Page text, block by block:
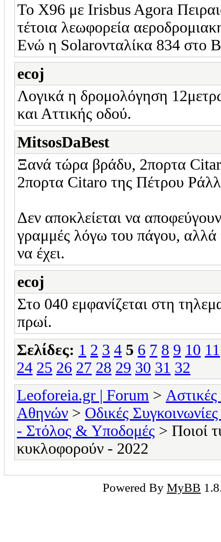
Το Χ96 με Irisbus Agora
τέτοια λεωφορεία
Ενώ η Solaroνταλίκα 834 στο
ecoj
Λογικά η δρομολόγηση
και Αττικής οδού.
MitsosDaBest
Ξανά τώρα βράδυ, 2πορτα
2πορτα Citaro της Πέτρου
Δεν αποκλείεται να
γραμμές λόγω του πάγου,
να έχει.
ecoj
Στο 040 εμφανίζεται στη
πρωί.
Σελίδες: 1 2 3 4 5 6 7 8 9 10 11
24 25 26 27 28 29 30 31 32
Leoforeia.gr | Forum >
Αθηνών > Οδικές
- Στόλος & Υποδομές > Ποιοί
κυκλοφορούν - 2022
Powered By MyBB